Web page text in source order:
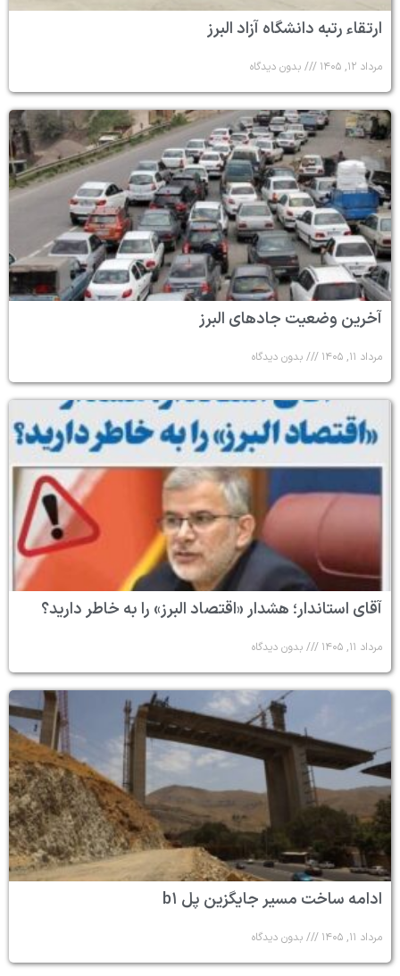
ارتقاء رتبه دانشگاه آزاد البرز
مرداد ۱۲, ۱۴۰۵ بدون دیدگاه
آخرین وضعیت جادهای البرز
مرداد ۱۱, ۱۴۰۵ بدون دیدگاه
آقای استاندار؛ هشدار «اقتصاد البرز» را به خاطر دارید؟
مرداد ۱۱, ۱۴۰۵ بدون دیدگاه
ادامه ساخت مسیر جایگزین پل b۱
مرداد ۱۱, ۱۴۰۵ بدون دیدگاه